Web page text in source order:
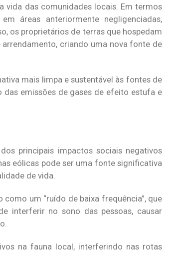
vida das comunidades locais. Em termos
áreas anteriormente negligenciadas,
os proprietários de terras que hospedam
criando uma nova fonte de
mais limpa e sustentável às fontes de
emissões de gases de efeito estufa e
principais impactos sociais negativos
eólicas pode ser uma fonte significativa
de vida.
um “ruído de baixa frequência”, que
interferir no sono das pessoas, causar
na fauna local, interferindo nas rotas